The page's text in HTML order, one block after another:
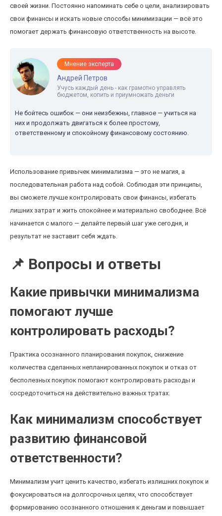
своей жизни. Постоянно напоминать себе о цели, анализировать
свои финансы и искать новые способы минимизации — всё это
помогает держать финансовую ответственность на высоте.
Мнение эксперта
Андрей Петров
Учусь каждый день - как грамотно управлять
бюджетом, копить и приумножать деньги
Не бойтесь ошибок — они неизбежны, главное — учиться на
них и продолжать двигаться к более простому,
ответственному и спокойному финансовому состоянию.
Использование привычек минимализма — это не магия, а
последовательная работа над собой. Соблюдая эти принципы,
вы сможете лучше контролировать свои финансы, избегать
лишних затрат и жить спокойнее и материально свободнее. Всё
начинается с малого — делайте первый шаг уже сегодня, и
результат не заставит себя ждать.
📌 Вопросы и ответы
Какие привычки минимализма
помогают лучше
контролировать расходы?
Практика осознанного планирования покупок, снижение
количества сделанных непланированных покупок и отказ от
бесполезных покупок помогают контролировать расходы и
сосредоточиться на действительно важных тратах.
Как минимализм способствует
развитию финансовой
ответственности?
Минимализм учит ценить качество, избегать излишних покупок и
фокусироваться на долгосрочных целях, что способствует
формированию осознанного отношения к деньгам и повышает